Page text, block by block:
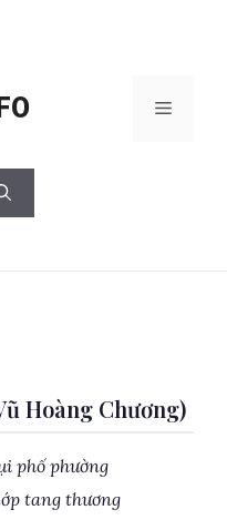
Menu
Hoàng Chương)
phố phường
tang thương